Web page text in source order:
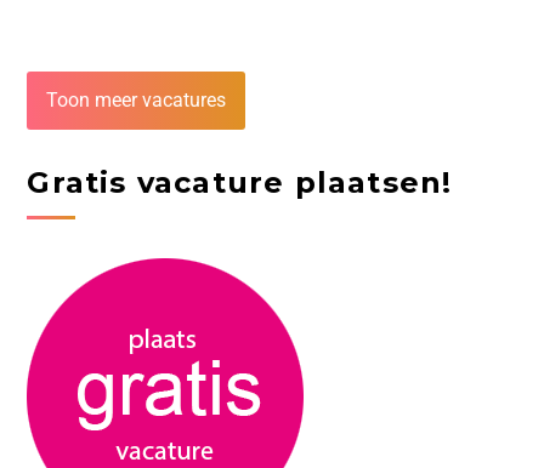
Toon meer vacatures
Gratis vacature plaatsen!